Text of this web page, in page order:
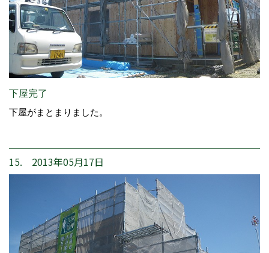
下屋完了
下屋がまとまりました。
15. 2013年05月17日